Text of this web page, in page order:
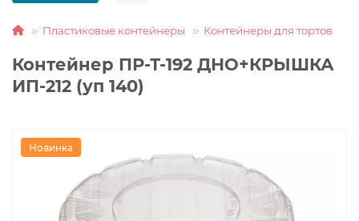
Пластиковые контейнеры Контейнеры для тортов
Контейнер ПР-Т-192 ДНО+КРЫШКА
ИП-212 (уп 140)
Новинка